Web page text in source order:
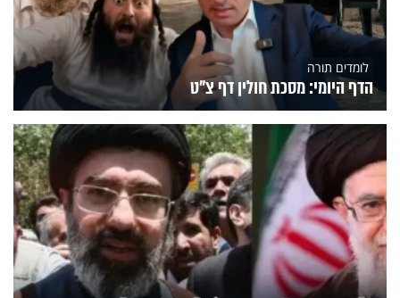
לומדים תורה
הדף היומי: מסכת חולין דף צ"ט